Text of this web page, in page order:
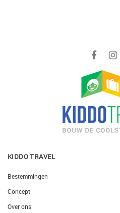
KIDDO TRAVEL
Bestemmingen
Concept
Over ons